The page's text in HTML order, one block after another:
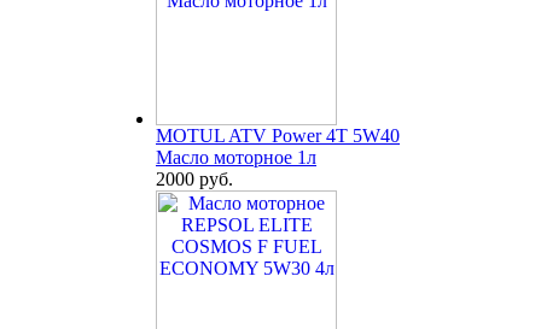
MOTUL ATV Power 4T 5W40
Масло моторное 1л
2000 руб.